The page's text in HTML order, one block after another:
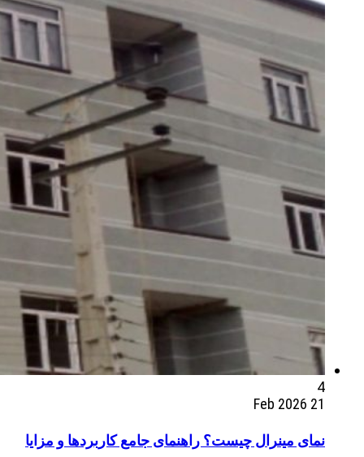
4
21 Feb 2026
نمای مینرال چیست؟ راهنمای جامع کاربردها و مزایا